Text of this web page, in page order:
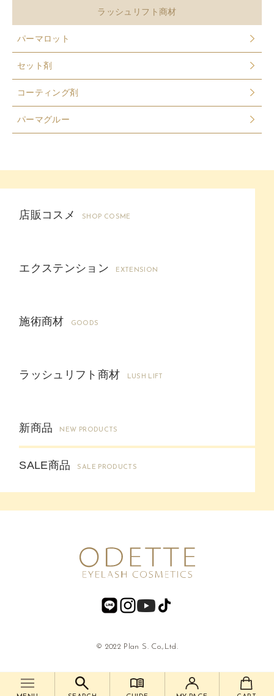
ラッシュリフト商材
パーマロット
セット剤
コーティング剤
パーマグルー
店販コスメ SHOP COSME
エクステンション EXTENSION
施術商材 GOODS
ラッシュリフト商材 LUSH LIFT
新商品 NEW PRODUCTS
SALE商品 SALE PRODUCTS
© 2022 Plan S. Co.,Ltd.